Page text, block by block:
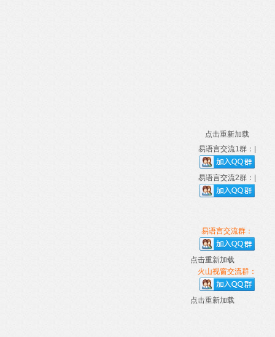
点击重新加载
易语言交流1群：|
易语言交流2群：|
易语言交流群：
点击重新加载
火山视窗交流群：
点击重新加载